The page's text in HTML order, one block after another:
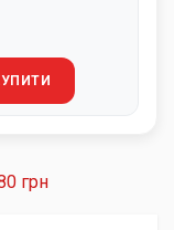
грн